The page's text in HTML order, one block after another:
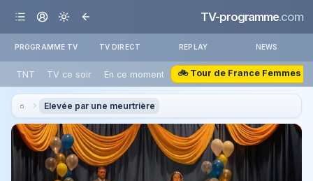
TV-programme.com
PROGRAMME TV TV DIRECT REPLAY NEWS
TNT TV ce soir En ce moment 🚲 Tour de France Femmes
Elevée par une meurtrière